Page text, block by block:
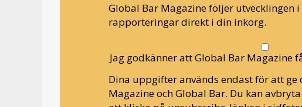
Global Bar Magazine följer utvecklingen
rapporteringar direkt i din inkorg.
Jag godkänner att Global Bar Magazine
Dina uppgifter används endast för att
Magazine och Global Bar. Du kan